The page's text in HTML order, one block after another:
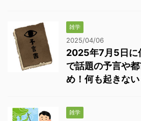
雑学
2025/04/06
2025年7月5日に
で話題の予言や
め！何も起きない
雑学